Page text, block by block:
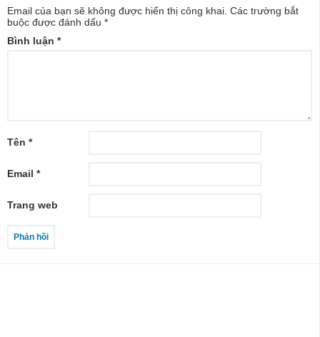
Email của bạn sẽ không được hiển thị công khai. Các trường bắt
buộc được đánh dấu *
Bình luận *
Tên *
Email *
Trang web